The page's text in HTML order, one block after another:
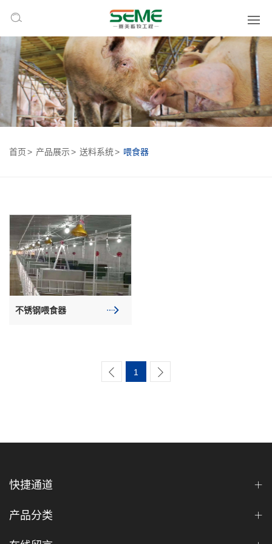
首页 产品展示 送料系统 喂食器
不锈钢喂食器
1
快捷通道
产品分类